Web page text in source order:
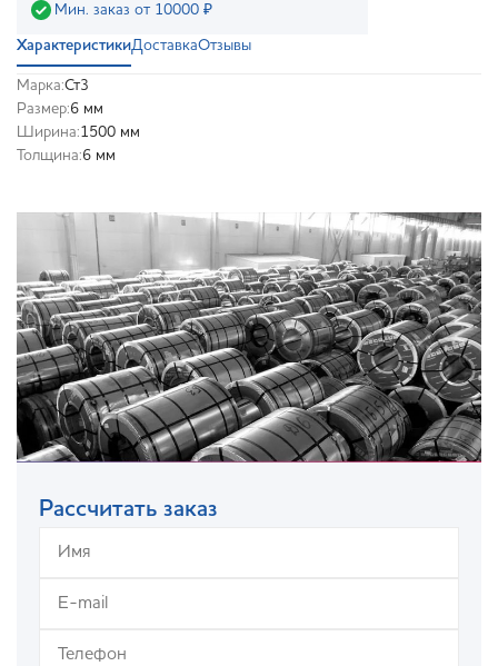
Мин. заказ от 10000 ₽
ХарактеристикиДоставкаОтзывы
Марка:Ст3
Размер:6 мм
Ширина:1500 мм
Толщина:6 мм
Рассчитать заказ